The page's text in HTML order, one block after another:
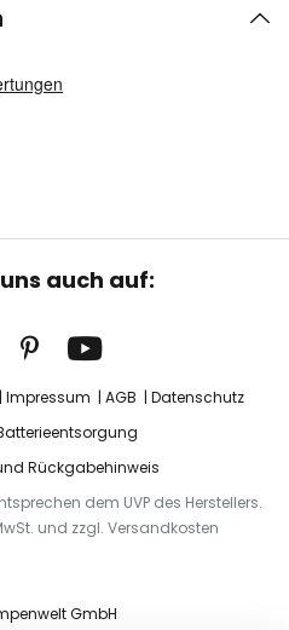
auch auf:
Impressum AGB
Datenschutz
Rückgabehinweis
dem UVP des Herstellers.
und zzgl. Versandkosten
GmbH